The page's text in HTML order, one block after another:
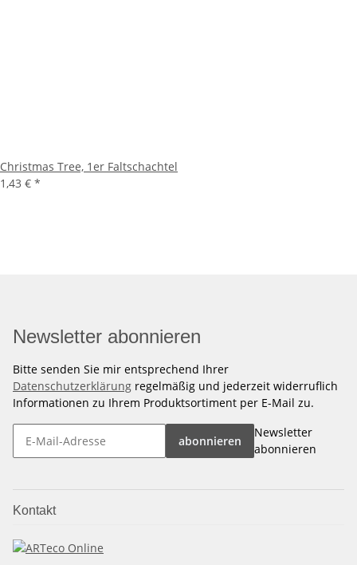
Christmas Tree, 1er Faltschachtel
1,43 € *
Newsletter abonnieren
Bitte senden Sie mir entsprechend Ihrer
Datenschutzerklärung regelmäßig und jederzeit widerruflich
Informationen zu Ihrem Produktsortiment per E-Mail zu.
abonnieren
Newsletter
abonnieren
Kontakt